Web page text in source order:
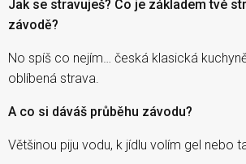
Jak se stravuješ? Co je základem tvé
závodě?
No spíš co nejím… česká klasická
oblíbená strava.
A co si dáváš průběhu závodu?
Většinou piju vodu, k jídlu volím gel nebo